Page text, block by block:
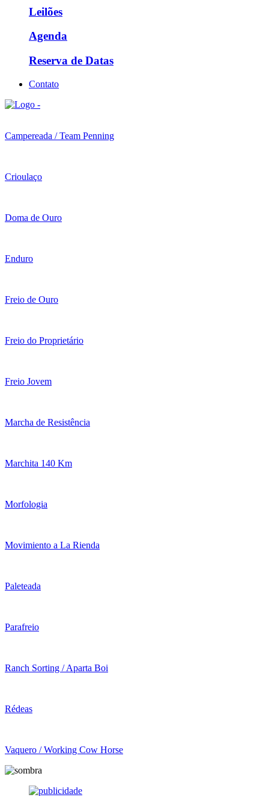
Leilões
Agenda
Reserva de Datas
Contato
Campereada / Team Penning
Crioulaço
Doma de Ouro
Enduro
Freio de Ouro
Freio do Proprietário
Freio Jovem
Marcha de Resistência
Marchita 140 Km
Morfologia
Movimiento a La Rienda
Paleteada
Parafreio
Ranch Sorting / Aparta Boi
Rédeas
Vaquero / Working Cow Horse